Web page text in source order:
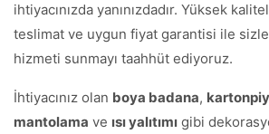
ihtiyacınızda yanınızdadır. Yüksek
teslimat ve uygun fiyat garantisi ile
hizmeti sunmayı taahhüt ediyoruz.
İhtiyacınız olan boya badana,
mantolama ve ısı yalıtımı gibi